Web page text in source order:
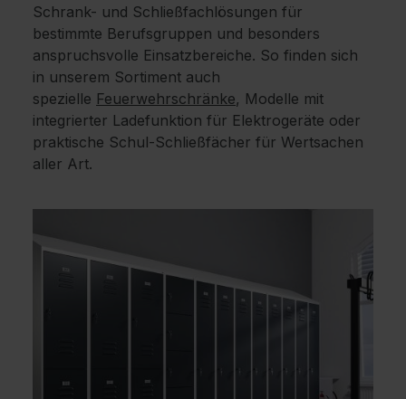
Schrank- und Schließfachlösungen für
bestimmte Berufsgruppen und besonders
anspruchsvolle Einsatzbereiche. So finden sich
in unserem Sortiment auch
spezielle Feuerwehrschränke, Modelle mit
integrierter Ladefunktion für Elektrogeräte oder
praktische Schul-Schließfächer für Wertsachen
aller Art.